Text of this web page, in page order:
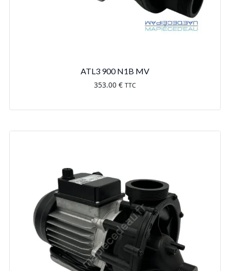
ATL3 900 N1B MV
353.00 € TTC